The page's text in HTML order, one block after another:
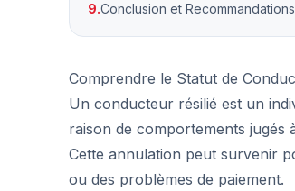
9.Conclusion et
Comprendre le Statut de
Un conducteur résilié est un
raison de comportements jugés
Cette annulation peut survenir
ou des problèmes de paiement.